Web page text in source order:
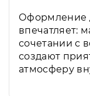
Оформление
впечатляет:
сочетании с
создают
атмосферу